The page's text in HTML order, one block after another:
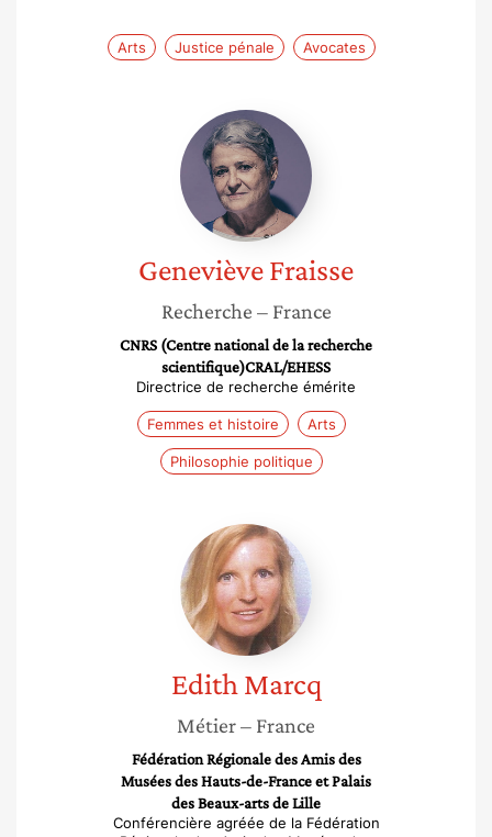
Arts Justice pénale Avocates
Geneviève
Fraisse
GenevièveFraisse
Recherche – France
CNRS (Centre national de la recherche
scientifique)CRAL/EHESS
Directrice de recherche émérite
Femmes et histoire Arts
Philosophie politique
Edith
Marcq
Edith Marcq
Métier– France
Fédération Régionale des Amis des
Musées des Hauts-de-France et Palais
des Beaux-arts de Lille
Conférencière agréée de la Fédération